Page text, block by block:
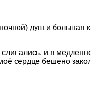
душ и большая
и я
сердце бешено